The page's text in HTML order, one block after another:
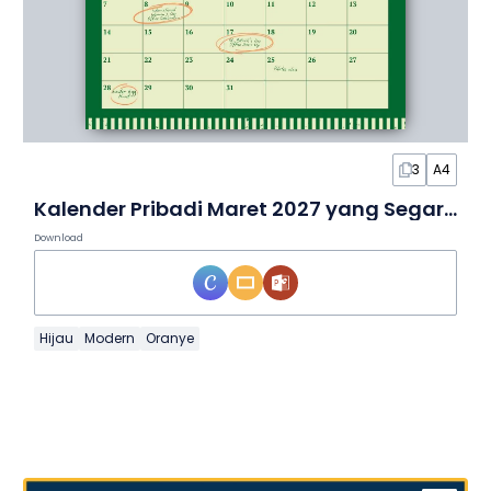
3 A4
Kalender Pribadi Maret 2027 yang Segar dalam Slide
Download
Hijau Modern Oranye